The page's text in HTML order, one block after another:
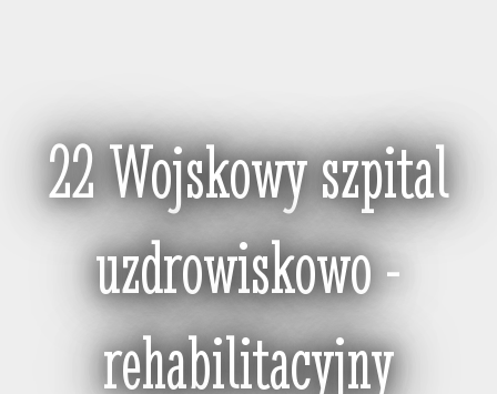
22 Wojskowy szpital
uzdrowiskowo -
rehabilitacyjny